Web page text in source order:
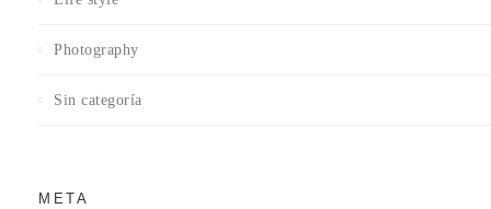
Photography
Sin categoría
META